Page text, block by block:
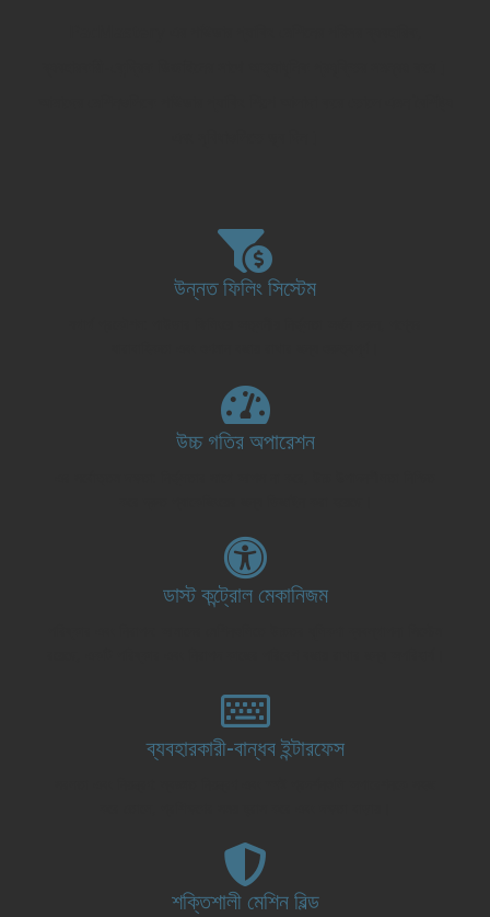
উন্নত ফিলিং সিস্টেম
উচ্চ গতির অপারেশন
ডাস্ট কন্ট্রোল মেকানিজম
ব্যবহারকারী-বান্ধব ইন্টারফেস
শক্তিশালী মেশিন বিল্ড